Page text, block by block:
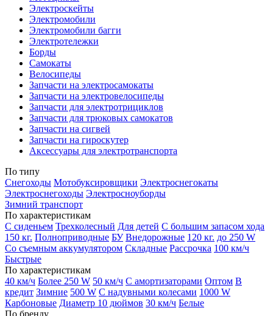
Электроскейты
Электромобили
Электромобили багги
Электротележки
Борды
Самокаты
Велосипеды
Запчасти на электросамокаты
Запчасти на электровелосипеды
Запчасти для электротрициклов
Запчасти для трюковых самокатов
Запчасти на сигвей
Запчасти на гироскутер
Аксессуары для электротранспорта
По типу
Снегоходы Мотобуксировщики Электроснегокаты
Электроснегоходы Электросноуборды
Зимний транспорт
По характеристикам
С сиденьем Трехколесный Для детей С большим запасом хода
150 кг. Полноприводные БУ Внедорожные 120 кг. до 250 W
Со съемным аккумулятором Складные Рассрочка 100 км/ч
Быстрые
По характеристикам
40 км/ч Более 250 W 50 км/ч С амортизаторами Оптом В
кредит Зимние 500 W С надувными колесами 1000 W
Карбоновые Диаметр 10 дюймов 30 км/ч Белые
По бренду